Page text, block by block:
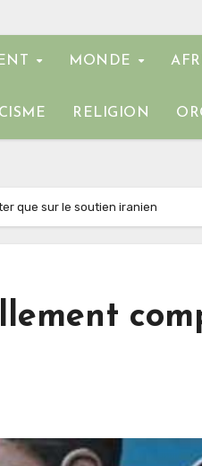
MONDE
RELIGION
que sur le soutien iranien